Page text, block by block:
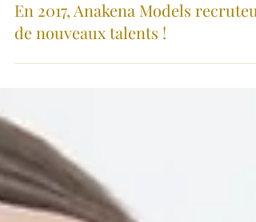
En 2017, Anakena Models recruteur